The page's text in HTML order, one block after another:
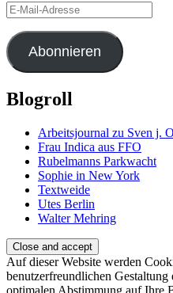
E-
Mail-
Adresse
Abonnieren
Blogroll
Arbeitsjournal zu Sven j.
Frau Indica aus FFO
Rubelmanns Parkwacht
Sophie in New York
Textweide
Utes Berlin
Walter Mehring
Auf dieser Website werden
benutzerfreundlichen